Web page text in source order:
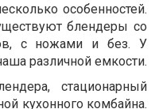
особенностей.
блендеры со
с ножами и без. У
различной емкости.
стационарный
кухонного комбайна.